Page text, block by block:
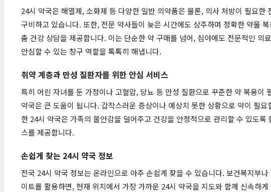
24시 약국은 해열제, 소화제 등 다양한 일반 의약품은 물론, 의사 처방이 필요한
구비하고 있습니다. 또한, 전문 약사들이 늦은 시간에도 상주하며 정확한 약물
춤 건강 상담을 제공합니다. 이는 단순한 약 구매를 넘어, 심야에도 전문적인 의
안심할 수 있는 창구 역할을 톡톡히 해냅니다.
취약 계층과 만성 질환자를 위한 안심 서비스
특히 어린 자녀를 둔 가정이나 고혈압, 당뇨 등 만성 질환으로 꾸준한 약 복용이
약국은 큰 도움이 됩니다. 갑작스러운 증상이나 예상치 못한 상황으로 약이 필요
한 24시 약국은 가족의 불안감을 덜어주고 건강을 안정적으로 관리할 수 있도록
스를 제공합니다.
손쉽게 찾는 24시 약국 정보
전국 24시 약국 정보는 온라인으로 아주 손쉽게 찾을 수 있습니다. 보건복지부
이트를 활용하면, 현재 위치에서 가장 가까운 24시 약국을 지도와 함께 신속하